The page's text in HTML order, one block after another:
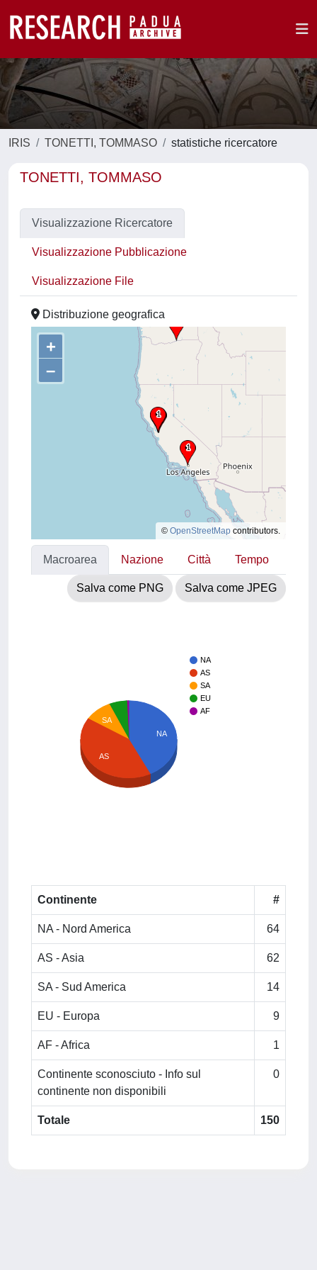
IRIS TONETTI, TOMMASO statistiche ricercatore
TONETTI, TOMMASO
Visualizzazione Ricercatore
Visualizzazione Pubblicazione
Visualizzazione File
Distribuzione geografica
+
–
© OpenStreetMap contributors.
Macroarea Nazione Città Tempo
Salva come PNG Salva come JPEG
NA
AS
SA
EU
AF
NA
SA
AS
Continente #
NA - Nord America 64
AS - Asia 62
SA - Sud America 14
EU - Europa 9
AF - Africa 1
Continente sconosciuto - Info sul
continente non disponibili
0
Totale 150